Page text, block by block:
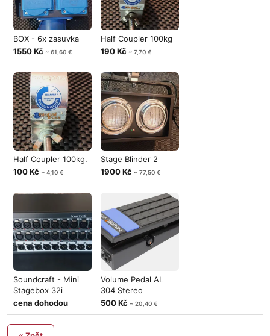
BOX - 6x zasuvka
1550 Kč ~ 61,60 €
Half Coupler 100kg
190 Kč ~ 7,70 €
Half Coupler 100kg.
100 Kč ~ 4,10 €
Stage Blinder 2
1900 Kč ~ 77,50 €
Soundcraft - Mini
Stagebox 32i
cena dohodou
Volume Pedal AL
304 Stereo
500 Kč ~ 20,40 €